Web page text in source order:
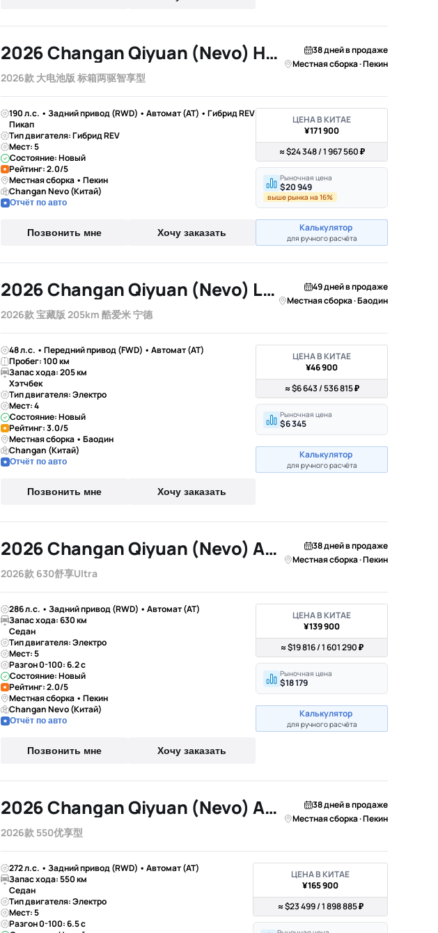
2026 Changan Qiyuan (Nevo) Hunter K50
2026款 大电池版 标箱两驱智享型
38 дней в продаже
Местная сборка · Пекин
190 л.с. • Задний привод (RWD) • Автомат (AT) • Гибрид REV
Пикап
Тип двигателя: Гибрид REV
Мест: 5
Состояние: Новый
Рейтинг: 2.0/5
Местная сборка • Пекин
Changan Nevo (Китай)
Отчёт по авто
Позвонить мне Хочу заказать
ЦЕНА В КИТАЕ
¥171 900
≈ $24 348 / 1 967 560 ₽
Рыночная цена
$20 949
выше рынка на 16%
Калькулятор
для ручного расчёта
2026 Changan Qiyuan (Nevo) Lumin
2026款 宝藏版 205km 酷爱米 宁德
49 дней в продаже
Местная сборка · Баодин
48 л.с. • Передний привод (FWD) • Автомат (AT)
Пробег: 100 км
Запас хода: 205 км
Хэтчбек
Тип двигателя: Электро
Мест: 4
Состояние: Новый
Рейтинг: 3.0/5
Местная сборка • Баодин
Changan (Китай)
Отчёт по авто
Позвонить мне Хочу заказать
ЦЕНА В КИТАЕ
¥46 900
≈ $6 643 / 536 815 ₽
Рыночная цена
$6 345
Калькулятор
для ручного расчёта
2026 Changan Qiyuan (Nevo) A06
2026款 630舒享Ultra
38 дней в продаже
Местная сборка · Пекин
286 л.с. • Задний привод (RWD) • Автомат (AT)
Запас хода: 630 км
Седан
Тип двигателя: Электро
Мест: 5
Разгон 0-100: 6.2 с
Состояние: Новый
Рейтинг: 2.0/5
Местная сборка • Пекин
Changan Nevo (Китай)
Отчёт по авто
Позвонить мне Хочу заказать
ЦЕНА В КИТАЕ
¥139 900
≈ $19 816 / 1 601 290 ₽
Рыночная цена
$18 179
Калькулятор
для ручного расчёта
2026 Changan Qiyuan (Nevo) A07
2026款 550优享型
38 дней в продаже
Местная сборка · Пекин
272 л.с. • Задний привод (RWD) • Автомат (AT)
Запас хода: 550 км
Седан
Тип двигателя: Электро
Мест: 5
Разгон 0-100: 6.5 с
ЦЕНА В КИТАЕ
¥165 900
≈ $23 499 / 1 898 885 ₽